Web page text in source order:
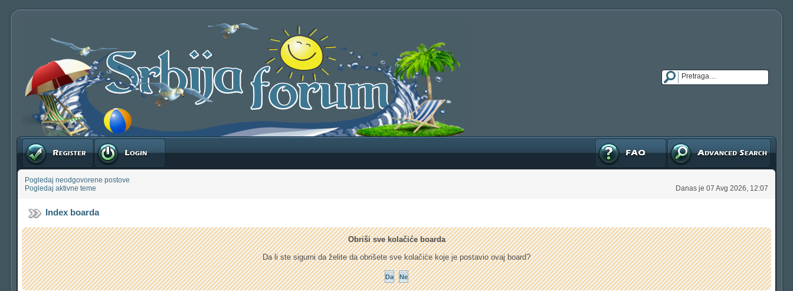
Registruj se Prijavite se Napredna pretraga
FAQ
Pogledaj neodgovorene postove
Pogledaj aktivne teme
Danas je 07 Avg 2026, 12:07
Index boarda
Obriši sve kolačiće boarda
Da li ste sigurni da želite da obrišete sve kolačiće koje je postavio ovaj board?